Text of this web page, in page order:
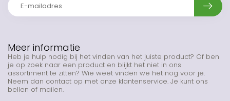
Meer informatie
Heb je hulp nodig bij het vinden van het juiste product? Of ben
je op zoek naar een product en blijkt het niet in ons
assortiment te zitten? Wie weet vinden we het nog voor je.
Neem dan contact op met onze klantenservice. Je kunt ons
bellen of mailen.